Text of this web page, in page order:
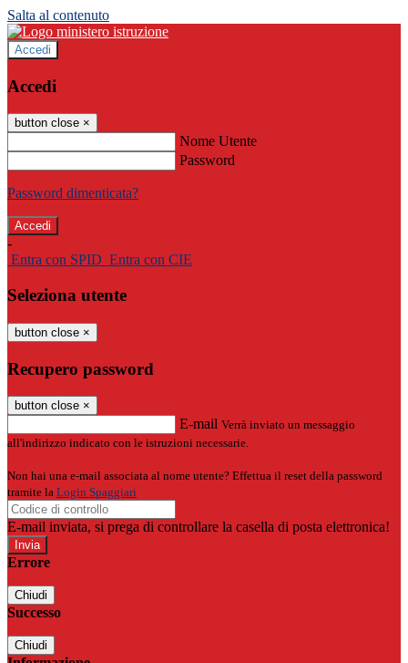
Salta al contenuto
Accedi
Accedi
button close ×
Nome Utente
Password
Password dimenticata?
-
Entra con SPID Entra con CIE
Seleziona utente
button close ×
Recupero password
button close ×
E-mail Verrà inviato un messaggio
all'indirizzo indicato con le istruzioni necessarie.
Non hai una e-mail associata al nome utente? Effettua il reset della password
tramite la Login Spaggiari
E-mail inviata, si prega di controllare la casella di posta elettronica!
Errore
Chiudi
Successo
Chiudi